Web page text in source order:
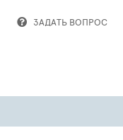
ЗАДАТЬ ВОПРОС